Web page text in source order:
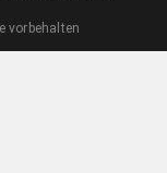
vorbehalten